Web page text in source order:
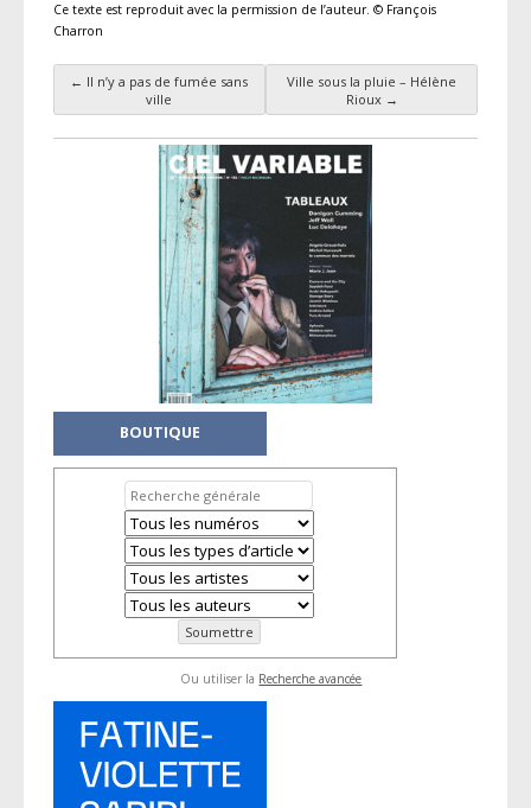
Ce texte est reproduit avec la permission de l’auteur. © François
Charron
Navigation des articles
← Il n’y a pas de fumée sans
ville
Ville sous la pluie – Hélène
Rioux →
BOUTIQUE
Ou utiliser la Recherche avancée